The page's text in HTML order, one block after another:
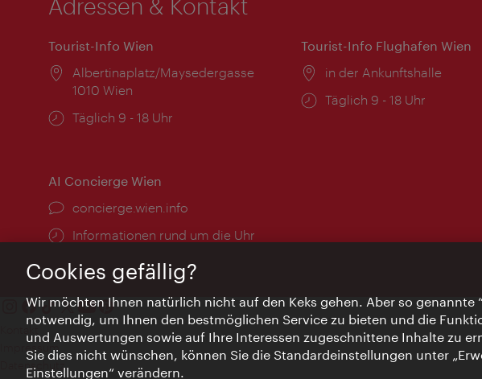
Adressen & Kontakt
Tourist-Info Wien
Ort:
Albertinaplatz/Maysedergasse
1010 Wien
Öffnungszeiten:
Täglich 9 - 18 Uhr
Tourist-Info Flughafen Wien
Ort:
in der Ankunftshalle
Öffnungszeiten:
Täglich 9 - 18 Uhr
AI Concierge Wien
Ort:
concierge.wien.info
Öffnungszeiten:
Informationen rund um die Uhr
Impressum
Datenschutz
Cookies gefällig?
Wir möchten Ihnen natürlich nicht auf den Keks gehen. Aber so genannte
notwendig, um Ihnen den bestmöglichen Service zu bieten und die
und Auswertungen sowie auf Ihre Interessen zugeschnittene Inhalte zu
Sie dies nicht wünschen, können Sie die Standardeinstellungen unter
Einstellungen“ verändern.